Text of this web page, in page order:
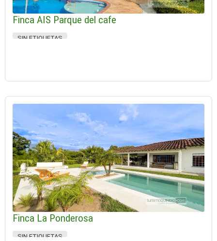
Finca AIS Parque del cafe
SIN ETIQUETAS
Finca La Ponderosa
SIN ETIQUETAS